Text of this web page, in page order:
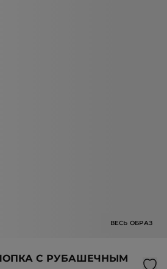
ВЕСЬ ОБРАЗ
С РУБАШЕЧНЫМ